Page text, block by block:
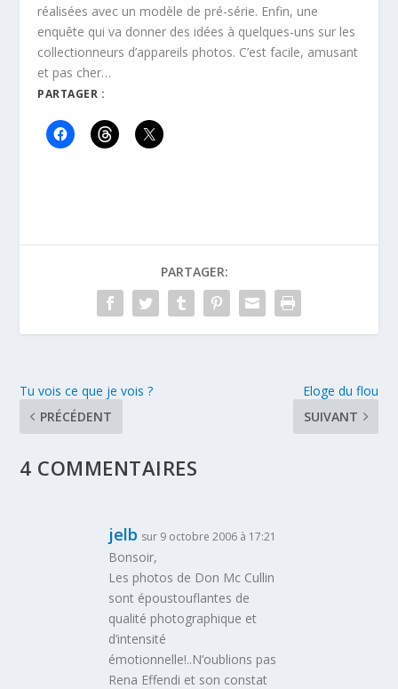
réalisées avec un modèle de pré-série. Enfin, une
enquête qui va donner des idées à quelques-uns sur les
collectionneurs d’appareils photos. C’est facile, amusant
et pas cher…
PARTAGER :
PARTAGER:
Tu vois ce que je vois ?
PRÉCÉDENT
Eloge du flou
SUIVANT
4 COMMENTAIRES
jelb sur 9 octobre 2006 à 17:21
Bonsoir,
Les photos de Don Mc Cullin
sont époustouflantes de
qualité photographique et
d’intensité
émotionnelle!..N’oublions pas
Rena Effendi et son constat